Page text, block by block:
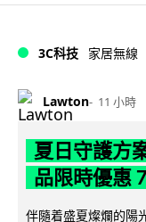
3C科技 家居無線
Lawton 11 小時
夏日守護方
品限時優惠
伴隨着盛夏燦爛的陽